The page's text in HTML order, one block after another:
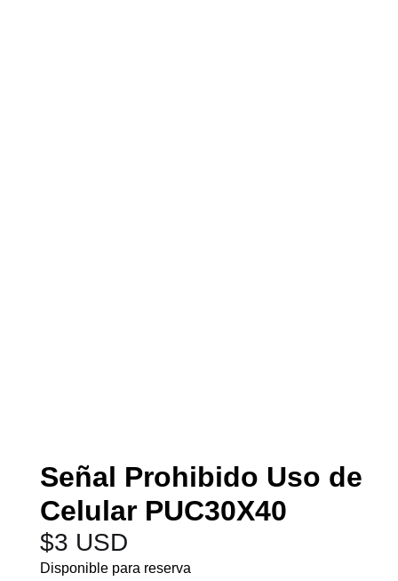
Señal Prohibido Uso de
Celular PUC30X40
$3 USD
Disponible para reserva